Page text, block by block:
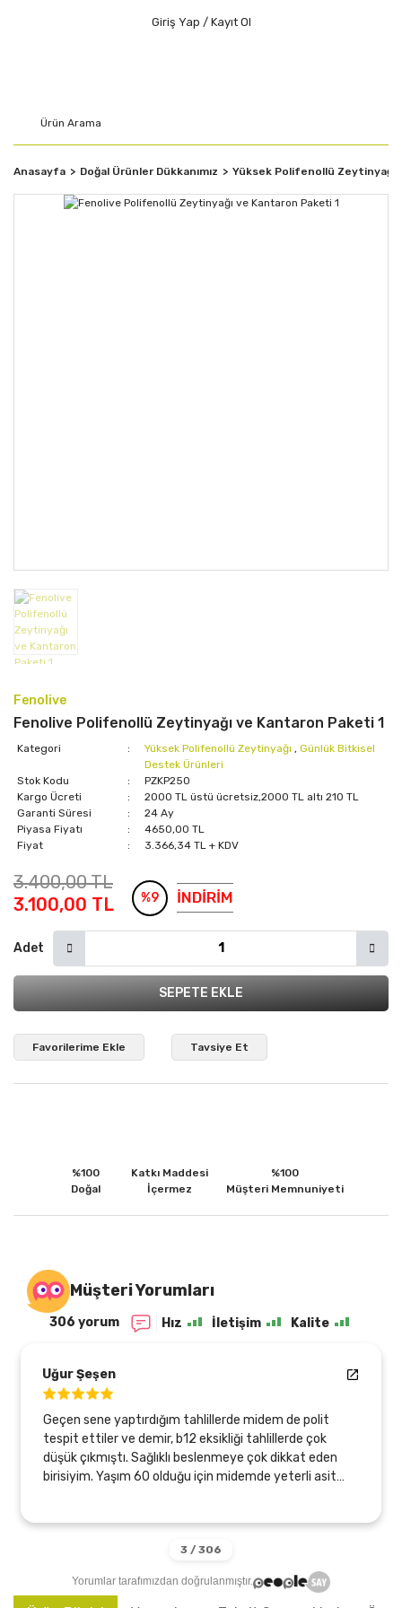
Giriş Yap / Kayıt Ol
Anasayfa Doğal Ürünler Dükkanımız Yüksek Polifenollü Zeytinyağı
Fenolive
Fenolive Polifenollü Zeytinyağı ve Kantaron Paketi 1
Kategori Yüksek Polifenollü Zeytinyağı , Günlük Bitkisel
Destek Ürünleri
Stok Kodu
PZKP250
Kargo Ücreti
2000 TL üstü ücretsiz,2000 TL altı 210 TL
Garanti Süresi
24 Ay
Piyasa Fiyatı
4650,00 TL
Fiyat
3.366,34 TL + KDV
3.100,00 TL
3.400,00 TL
%9 İNDİRİM
Adet
SEPETE EKLE
Tavsiye Et
%100
Doğal
Katkı Maddesi
İçermez
%100
Müşteri Memnuniyeti
Müşteri Yorumları
306 yorum Hız İletişim Kalite
Uğur Şeşen
Geçen sene yaptırdığım tahlillerde midem de polit
tespit ettiler ve demir, b12 eksikliği tahlillerde çok
düşük çıkmıştı. Sağlıklı beslenmeye çok dikkat eden
birisiyim. Yaşım 60 olduğu için midemde yeterli asit
arayışım var dı, Tlesolive ürünleriyle bu sayede
tanıştım, bir çok ürünlerini kullanıyorum, (850 ve 750
profenol) zeytinyağı, KudretNarı profenolü yüksek
Yorumlar tarafımızdan doğrulanmıştır.